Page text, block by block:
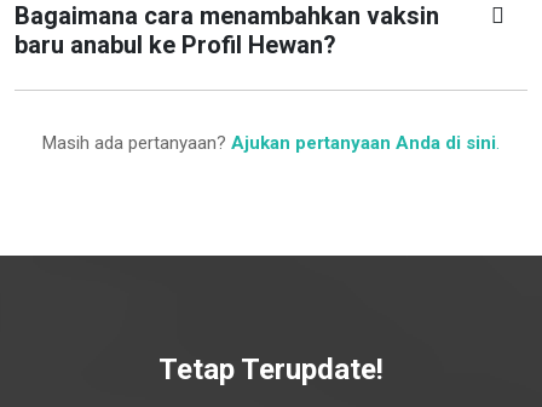
Bagaimana cara menambahkan vaksin
baru anabul ke Profil Hewan?
Masih ada pertanyaan? Ajukan pertanyaan Anda di sini.
Tetap Terupdate!